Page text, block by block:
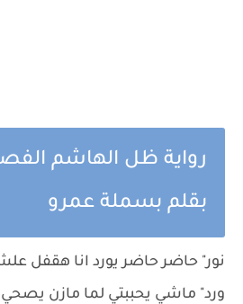
رواية ظل الهاشم
بقلم بسملة عمرو
نور" حاضر حاضر يورد انا هقفل
ورد" ماشي يحببتي لما مازن يصحي